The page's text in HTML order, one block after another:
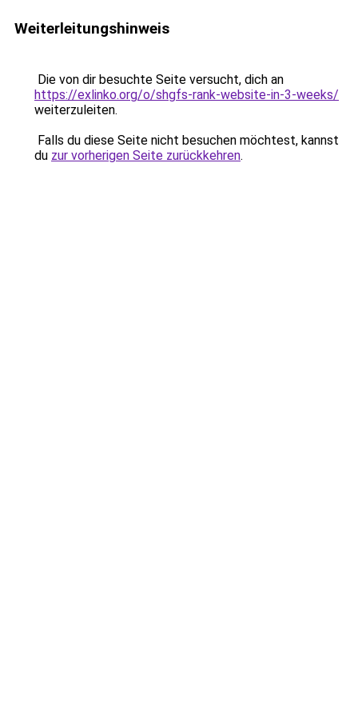
Weiterleitungshinweis
Die von dir besuchte Seite versucht, dich an
https://exlinko.org/o/shgfs-rank-website-in-3-weeks/
weiterzuleiten.
Falls du diese Seite nicht besuchen möchtest, kannst
du zur vorherigen Seite zurückkehren.